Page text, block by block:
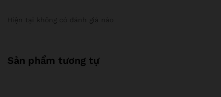
Sản phẩm tương tự